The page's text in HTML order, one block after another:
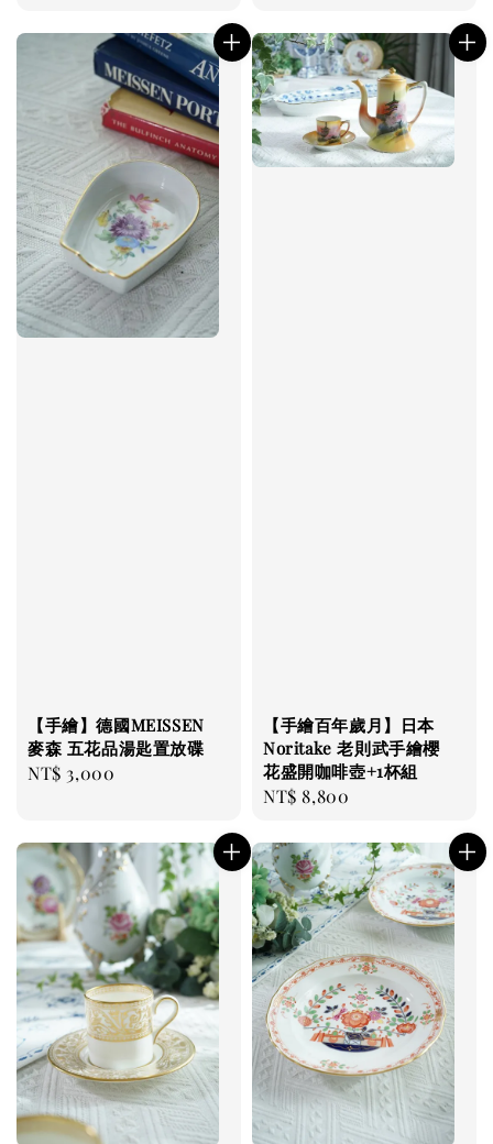
【手繪】德國MEISSEN
麥森 五花品湯匙置放碟
Regular
NT$ 3,000
【手繪百年歲月】日本
Noritake 老則武手繪櫻
花盛開咖啡壺+1杯組
Regular
NT$ 8,800